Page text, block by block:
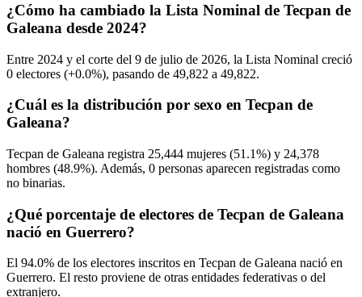
¿Cómo ha cambiado la Lista Nominal de Tecpan de
Galeana desde 2024?
Entre 2024 y el corte del 9 de julio de 2026, la Lista Nominal creció
0 electores (+0.0%), pasando de 49,822 a 49,822.
¿Cuál es la distribución por sexo en Tecpan de
Galeana?
Tecpan de Galeana registra 25,444 mujeres (51.1%) y 24,378
hombres (48.9%). Además, 0 personas aparecen registradas como
no binarias.
¿Qué porcentaje de electores de Tecpan de Galeana
nació en Guerrero?
El 94.0% de los electores inscritos en Tecpan de Galeana nació en
Guerrero. El resto proviene de otras entidades federativas o del
extranjero.